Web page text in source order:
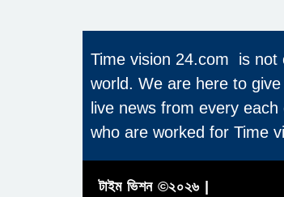
Time vision 24.com is not
world. We are here to
live news from every
who are worked for Time
টাইম ভিশন ©২০২৬ |